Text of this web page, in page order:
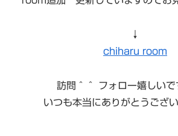
↓
chiharu room
訪問＾＾ フォロー嬉しいで
いつも本当にありがとうござ